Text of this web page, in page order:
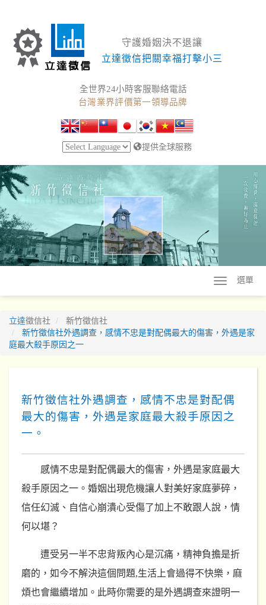
守護婚姻決不退讓
立達徵信把關幸福打擊小三
全世界24小時客服聯絡電話
台灣業界評價第一領導品牌
提供全球服務
選單
立達徵信社
新竹徵信社
新竹徵信社外遇調查，感情不忠是對配偶最大的傷害，外遇是家
庭最大殺手原因之一
新竹徵信社外遇調查，感情不忠是對配偶
最大的傷害，外遇是家庭最大殺手原因之
一。
感情不忠是對配偶最大的傷害，外遇是家庭最大
殺手原因之一。婚姻出現危機讓人對美好家庭夢碎，
信任幻滅、自信心崩潰心受傷了加上不敢跟人說，情
何以堪？
遭受另一半不忠背叛內心是沉痛，精神負擔是折
磨的，如今不解決這個問題,生活上會過得不快樂，麻
煩也會繼續增加。此時你需要的是外遇調查來證明一